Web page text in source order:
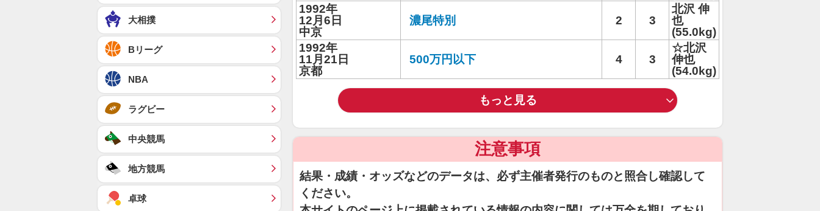
1992年
12月6日
中京
濃尾特別 2 3
北沢 伸
也
(55.0kg)
1992年
11月21日
京都
500万円以下 4 3
☆北沢
伸也
(54.0kg)
もっと見る
注意事項
結果・成績・オッズなどのデータは、必ず主催者発行のものと照合し確認して
ください。
大相撲
Bリーグ
NBA
ラグビー
中央競馬
地方競馬
卓球